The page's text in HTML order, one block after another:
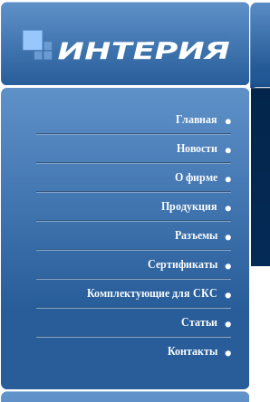
Главная
Новости
О фирме
Продукция
Разъемы
Cертификаты
Комплектующие для СКС
Статьи
Контакты